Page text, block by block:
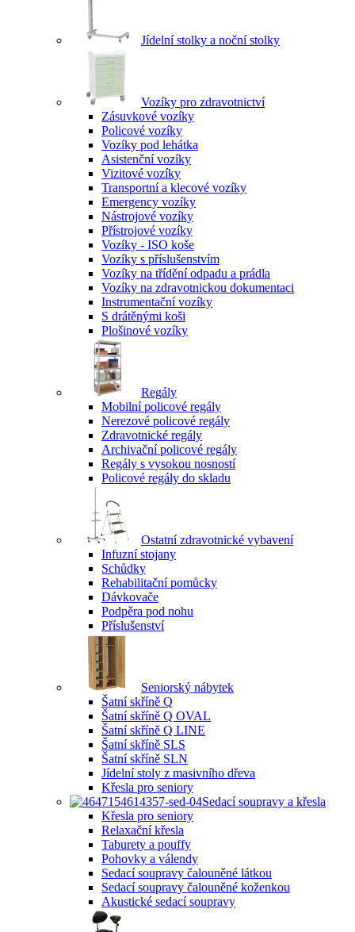
Jídelní stolky a noční stolky
Vozíky pro zdravotnictví
Zásuvkové vozíky
Policové vozíky
Vozíky pod lehátka
Asistenční vozíky
Vizitové vozíky
Transportní a klecové vozíky
Emergency vozíky
Nástrojové vozíky
Přístrojové vozíky
Vozíky - ISO koše
Vozíky s příslušenstvím
Vozíky na třídění odpadu a prádla
Vozíky na zdravotnickou dokumentaci
Instrumentační vozíky
S drátěnými koši
Plošinové vozíky
Regály
Mobilní policové regály
Nerezové policové regály
Zdravotnické regály
Archivační policové regály
Regály s vysokou nosností
Policové regály do skladu
Ostatní zdravotnické vybavení
Infuzní stojany
Schůdky
Rehabilitační pomůcky
Dávkovače
Podpěra pod nohu
Příslušenství
Seniorský nábytek
Šatní skříně Q
Šatní skříně Q OVAL
Šatní skříně Q LINE
Šatní skříně SLS
Šatní skříně SLN
Jídelní stoly z masivního dřeva
Křesla pro seniory
Sedací soupravy a křesla
Křesla pro seniory
Relaxační křesla
Taburety a pouffy
Pohovky a válendy
Sedací soupravy čalouněné látkou
Sedací soupravy čalouněné koženkou
Akustické sedací soupravy